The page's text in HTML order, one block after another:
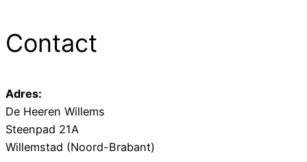
Contact
Adres:
De Heeren Willems
Steenpad 21A
Willemstad (Noord-Brabant)